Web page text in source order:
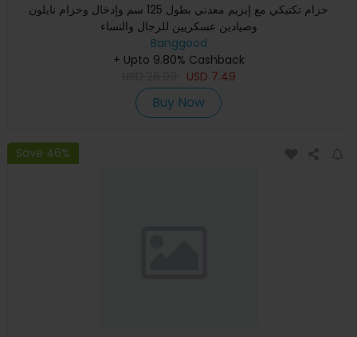
حزام تكتيكي مع إبزيم معدني بطول 125 سم وإدخال وحزام نايلون
وصيادين عسكريين للرجال والنساء
Banggood
+ Upto 9.80% Cashback
USD 7.49
Buy Now
Save 46%